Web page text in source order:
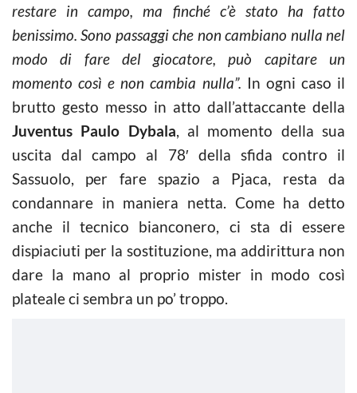
restare in campo, ma finché c’è stato ha fatto
benissimo. Sono passaggi che non cambiano nulla nel
modo di fare del giocatore, può capitare un
momento così e non cambia nulla”. In ogni caso il
brutto gesto messo in atto dall’attaccante della
Juventus Paulo Dybala, al momento della sua
uscita dal campo al 78′ della sfida contro il
Sassuolo, per fare spazio a Pjaca, resta da
condannare in maniera netta. Come ha detto
anche il tecnico bianconero, ci sta di essere
dispiaciuti per la sostituzione, ma addirittura non
dare la mano al proprio mister in modo così
plateale ci sembra un po’ troppo.